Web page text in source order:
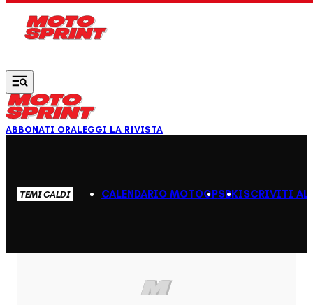
ABBONATI ORALEGGI LA RIVISTA
TEMI CALDI CALENDARIO MOTOGPSBKISCRIVITI AL